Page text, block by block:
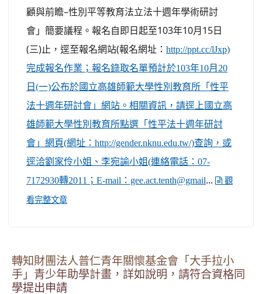
顧與前瞻–性別平等教育法立法十週年學術研討
會」簡要議程。報名自即日起至103年10月15日
(三)止，逕至報名網站(報名網址： http://ppt.cc/lJxp)
完成報名作業；報名錄取名單預計於103年10月20
日(一)公布於國立高雄師範大學性別教育所「性平
法十週年研討會」網站。相關資訊，請逕上國立高
雄師範大學性別教育所點選「性平法十週年研討
會」網頁(網址：http://gender.nknu.edu.tw/)查詢，或
逕洽劉家伶小姐、李宛諭小姐(連絡電話：07-
7172930轉2011；E-mail：gee.act.tenth@gmail... 觀
看完整文章
轉知財團法人普仁青年關懷基金會「大手拉小
手」青少年助學計畫，詳如說明，請符合資格同
學提出申請